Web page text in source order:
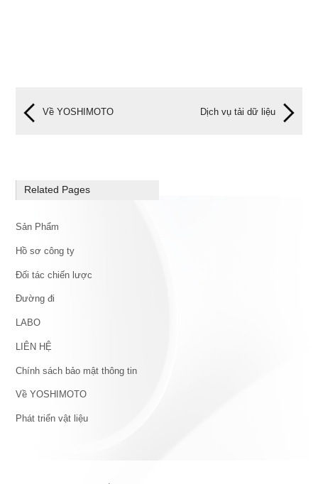
Về YOSHIMOTO Dịch vụ tải dữ liệu
Related Pages
Sản Phẩm
Hồ sơ công ty
Đối tác chiến lược
Đường đi
LABO
LIÊN HỆ
Chính sách bảo mật thông tin
Về YOSHIMOTO
Phát triển vật liệu